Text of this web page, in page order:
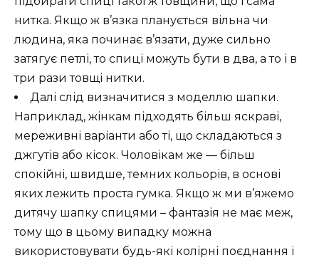
нитка. Якщо ж в’язка планується вільна чи
людина, яка починає в’язати, дуже сильно
затягує петлі, то спиці можуть бути в два, а то і в
три рази товщі нитки.
Далі слід визначитися з моделлю шапки.
Наприклад, жінкам підходять більш яскраві,
мереживні варіанти або ті, що складаються з
джгутів або кісок. Чоловікам же — більш
спокійні, швидше, темних кольорів, в основі
яких лежить проста гумка. Якщо ж ми в’яжемо
дитячу шапку спицями – фантазія не має меж,
тому що в цьому випадку можна
використовувати будь-які колірні поєднання і